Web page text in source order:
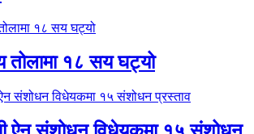
तोलामा १८ सय घट्यो